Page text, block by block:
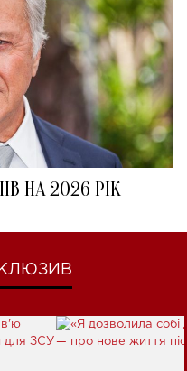
НА 2026 РІК